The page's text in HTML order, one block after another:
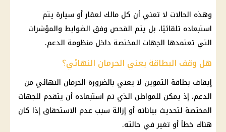
وهذه الحالات لا تعني أن كل مالك لعقار أو سيارة يتم
استبعاده تلقائيًا، بل يتم الفحص وفق الضوابط والمؤشرات
التي تعتمدها الجهات المختصة داخل منظومة الدعم.
هل وقف البطاقة يعني الحرمان النهائي؟
إيقاف بطاقة التموين لا يعني بالضرورة الحرمان النهائي من
الدعم، إذ يمكن للمواطن الذي تم استبعاده أن يتقدم للجهات
المختصة لتحديث بياناته أو إزالة سبب عدم الاستحقاق إذا كان
هناك خطأ أو تغير في حالته.